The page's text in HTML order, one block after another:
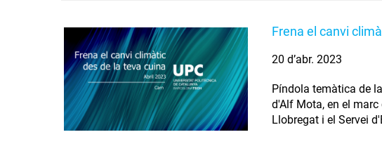
Frena el canvi
20 d’abr. 2023
Píndola temàtica de
d'Alf Mota, en el
Llobregat i el Servei